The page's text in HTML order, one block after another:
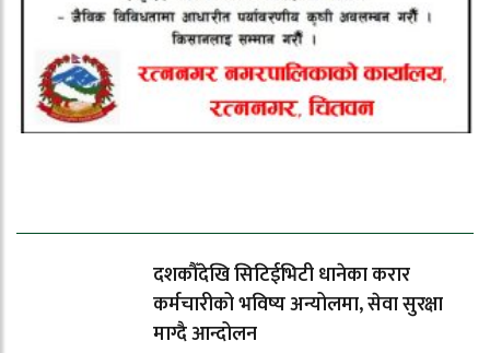
दशकौँदेखि सिटिईभिटी धानेका करार
कर्मचारीको भविष्य अन्योलमा, सेवा सुरक्षा
माग्दै आन्दोलन